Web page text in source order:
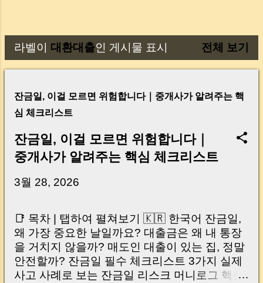
글
라벨이 대환대출인 게시물 표시 전체 보기
잔금일, 이걸 모르면 위험합니다｜중개사가 알려주는 핵
심 체크리스트
잔금일, 이걸 모르면 위험합니다｜
중개사가 알려주는 핵심 체크리스트
3월 28, 2026
📑 목차 | 탭하여 펼쳐보기 🇰🇷 한국어 잔금일,
왜 가장 중요한 날일까요? 대출금은 왜 내 통장
을 거치지 않을까? 매도인 대출이 있는 집, 정말
안전할까? 잔금일 필수 체크리스트 3가지 실제
사고 사례로 보는 잔금일 리스크 머니로그 핵심